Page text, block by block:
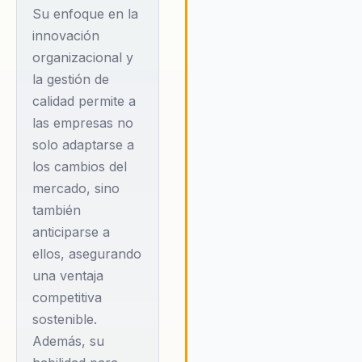
de Calidad Educativa',
un modelo pionero en
Latinoamérica que ha
influido en la mejora de
estándares educativos
en la región. Su
enfoque
transgeneracional y su
cercanía con el
público lo han
convertido en un
referente tanto en el
mundo corporativo
como en espacios
académicos y sociales.
Su enfoque en la
innovación
organizacional y
la gestión de
calidad permite a
las empresas no
solo adaptarse a
los cambios del
mercado, sino
también
anticiparse a
ellos, asegurando
una ventaja
competitiva
sostenible.
Además, su